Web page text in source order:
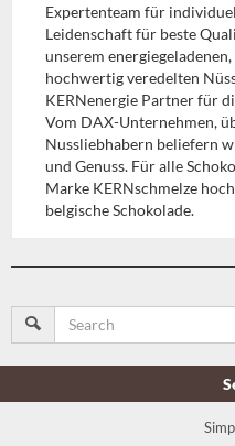
Expertenteam für
Leidenschaft für beste
unserem
hochwertig veredelten
KERNenergie Partner für
Vom DAX-Unternehmen,
Nussliebhabern beliefern
und Genuss. Für alle
Marke KERNschmelze
belgische Schokolade.